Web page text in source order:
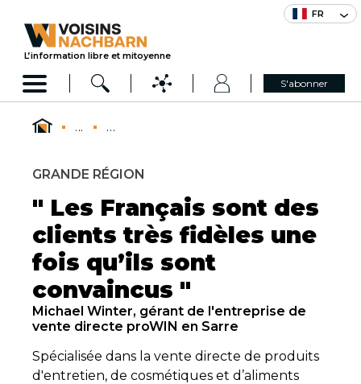
FR
L’information libre et mitoyenne
S'abonner
... ...
GRANDE RÉGION
" Les Français sont des
clients très fidèles une
fois qu’ils sont
convaincus "
Michael Winter, gérant de l'entreprise de
vente directe proWIN en Sarre
Spécialisée dans la vente directe de produits
d'entretien, de cosmétiques et d’aliments